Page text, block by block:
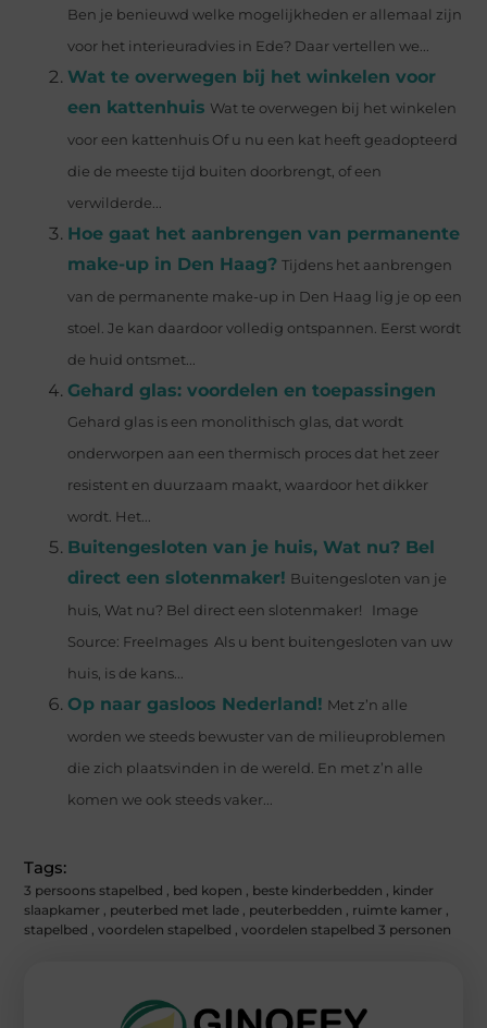
Ben je benieuwd welke mogelijkheden er allemaal zijn
voor het interieuradvies in Ede? Daar vertellen we...
Wat te overwegen bij het winkelen voor
een kattenhuis Wat te overwegen bij het winkelen
voor een kattenhuis Of u nu een kat heeft geadopteerd
die de meeste tijd buiten doorbrengt, of een
verwilderde...
Hoe gaat het aanbrengen van permanente
make-up in Den Haag? Tijdens het aanbrengen
van de permanente make-up in Den Haag lig je op een
stoel. Je kan daardoor volledig ontspannen. Eerst wordt
de huid ontsmet...
Gehard glas: voordelen en toepassingen
Gehard glas is een monolithisch glas, dat wordt
onderworpen aan een thermisch proces dat het zeer
resistent en duurzaam maakt, waardoor het dikker
wordt. Het...
Buitengesloten van je huis, Wat nu? Bel
direct een slotenmaker! Buitengesloten van je
huis, Wat nu? Bel direct een slotenmaker! Image
Source: FreeImages ‍ Als u bent buitengesloten van uw
huis, is de kans...
Op naar gasloos Nederland! Met z’n alle
worden we steeds bewuster van de milieuproblemen
die zich plaatsvinden in de wereld. En met z’n alle
komen we ook steeds vaker...
Tags:
3 persoons stapelbed , bed kopen , beste kinderbedden , kinder
slaapkamer , peuterbed met lade , peuterbedden , ruimte kamer ,
stapelbed ,voordelen stapelbed ,voordelen stapelbed 3 personen